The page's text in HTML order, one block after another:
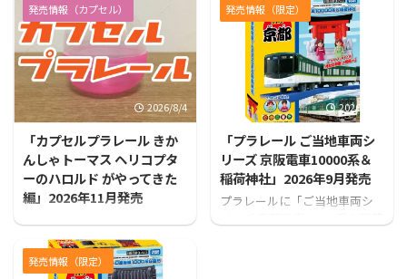
発売情報（カプセル）
2026/8/4
「カプセルプラレール きか
んしゃトーマス ヘリコプタ
ーのハロルド がやってきた
編」2026年11月発売
プセルプラレール きかんしゃ
トーマス ヘリコプターのハロ
ルド がやってきた編」が発売
発売情報（限定）
2026/7/31
「プラレール ご当地車両シ
リーズ 京阪電車10000系＆
稲荷神社」2026年9月発売
プラレールに「ご当地車両シ
発売情報（限定）